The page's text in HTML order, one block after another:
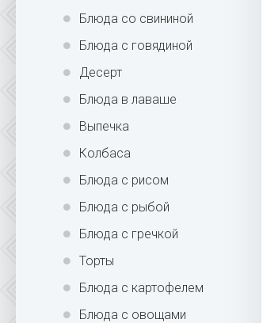
Блюда со свининой
Блюда с говядиной
Десерт
Блюда в лаваше
Выпечка
Колбаса
Блюда с рисом
Блюда с рыбой
Блюда с гречкой
Торты
Блюда с картофелем
Блюда с овощами